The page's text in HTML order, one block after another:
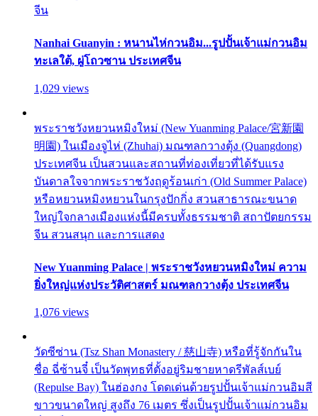
จีน
Nanhai Guanyin : หนานไห่กวนอิม...รูปปั้นเจ้าแม่กวนอิม
ทะเลใต้, ผู่โถวซาน ประเทศจีน
1,029 views
พระราชวังหยวนหมิงใหม่ (New Yuanming Palace/宮新園
明園) ในเมืองจูไห่ (Zhuhai) มณฑลกวางตุ้ง (Quangdong)
ประเทศจีน เป็นสวนและสถานที่ท่องเที่ยวที่ได้รับแรง
บันดาลใจจากพระราชวังฤดูร้อนเก่า (Old Summer Palace)
หรือหยวนหมิงหยวนในกรุงปักกิ่ง สวนสาธารณะขนาด
ใหญ่ใจกลางเมืองแห่งนี้มีครบทั้งธรรมชาติ สถาปัตยกรรม
จีน สวนสนุก และการแสดง
New Yuanming Palace | พระราชวังหยวนหมิงใหม่ ความ
ยิ่งใหญ่แห่งประวัติศาสตร์ มณฑลกวางตุ้ง ประเทศจีน
1,076 views
วัดซีซ่าน (Tsz Shan Monastery / 慈山寺) หรือที่รู้จักกันใน
ชื่อ ฉี่ซ้านจี๋ เป็นวัดพุทธที่ตั้งอยู่ริมชายหาดรีพัลส์เบย์
(Repulse Bay) ในฮ่องกง โดดเด่นด้วยรูปปั้นเจ้าแม่กวนอิมสี
ขาวขนาดใหญ่ สูงถึง 76 เมตร ซึ่งเป็นรูปปั้นเจ้าแม่กวนอิม